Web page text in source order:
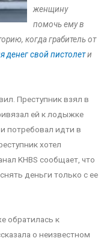
женщину
помочь ему в
когда грабитель от
денег свой пистолети
Преступник взял в
ей к лодыжке
потребовал идти в
хотел
KHBS сообщает, что
деньги только с ее
обратилась к
о неизвестном